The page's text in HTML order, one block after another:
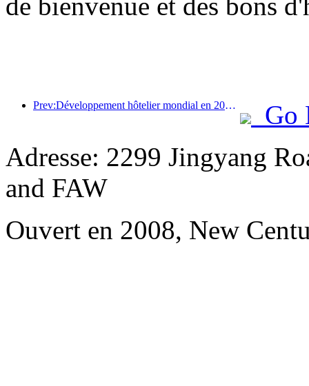
Prev:Développement hôtelier mondial en 2026 : Shanghai se classe première en termes d’ajout de nouvelles chambres
Go
Adresse: 2299 Jingyang
and FAW
Ouvert en 2008, New